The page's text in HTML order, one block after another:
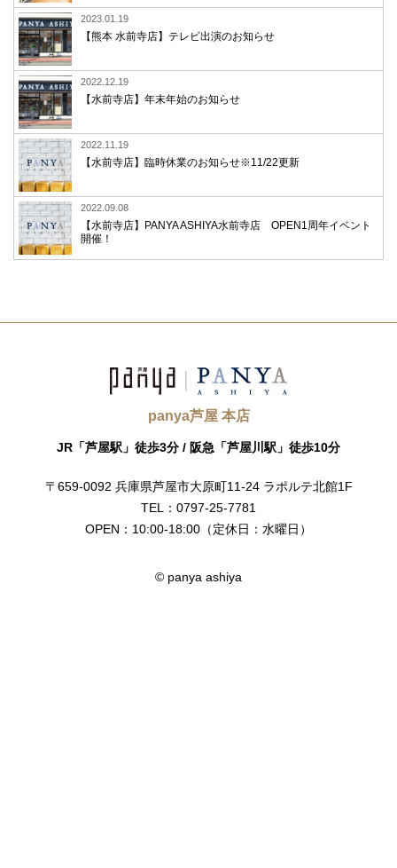
2023.01.19
【熊本 水前寺店】テレビ出演のお知らせ
2022.12.19
【水前寺店】年末年始のお知らせ
2022.11.19
【水前寺店】臨時休業のお知らせ※11/22更新
2022.09.08
【水前寺店】PANYA ASHIYA水前寺店 OPEN1周年イベント
開催！
panya芦屋 本店
JR「芦屋駅」徒歩3分 / 阪急「芦屋川駅」徒歩10分
〒659-0092 兵庫県芦屋市大原町11-24 ラポルテ北館1F
TEL：0797-25-7781
OPEN：10:00-18:00 （定休日：水曜日）
© panya ashiya